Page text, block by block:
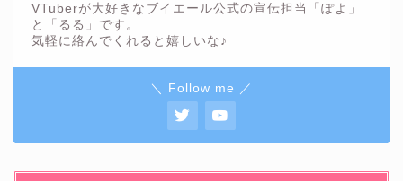
VTuberが大好きなブイエール公式の宣伝担当「ぽよ」
と「るる」です。
気軽に絡んでくれると嬉しいな♪
＼ Follow me ／